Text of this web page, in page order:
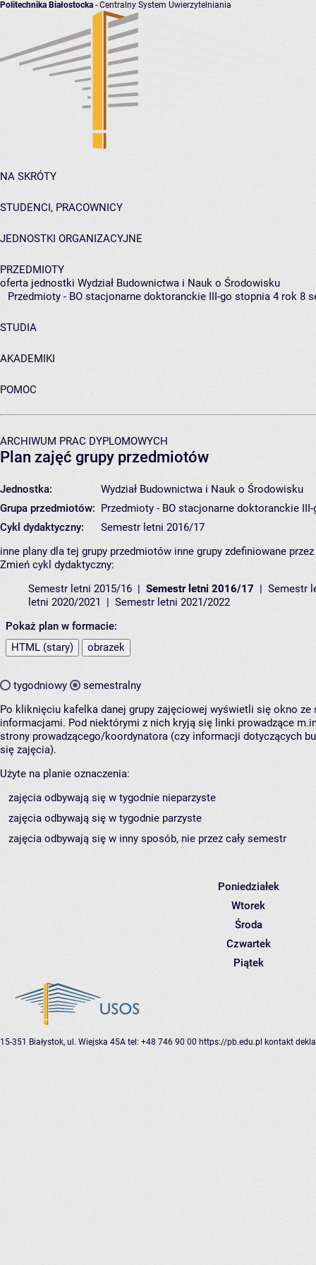
Politechnika Białostocka - Centralny System Uwierzytelniania
NA SKRÓTY
STUDENCI, PRACOWNICY
JEDNOSTKI ORGANIZACYJNE
PRZEDMIOTY
oferta jednostki Wydział Budownictwa i Nauk o Środowisku
Przedmioty - BO stacjonarne doktoranckie III-go stopnia 4 rok 8
STUDIA
AKADEMIKI
POMOC
ARCHIWUM PRAC DYPLOMOWYCH
Plan zajęć grupy przedmiotów
Jednostka:
Wydział Budownictwa i Nauk o Środowisku
Grupa przedmiotów: Przedmioty - BO stacjonarne doktoranckie
Cykl dydaktyczny:
Semestr letni 2016/17
inne plany dla tej grupy przedmiotów inne grupy zdefiniowane
Zmień cykl dydaktyczny:
Semestr letni 2015/16
Semestr letni 2016/17
Semestr
letni 2020/2021
Semestr letni 2021/2022
Pokaż plan w formacie:
HTML (stary)
obrazek
tygodniowy
semestralny
Po kliknięciu kafelka danej grupy zajęciowej wyświetli się okno ze
informacjami. Pod niektórymi z nich kryją się linki prowadzące
strony prowadzącego/koordynatora (czy informacji dotyczących
się zajęcia).
Użyte na planie oznaczenia:
zajęcia odbywają się w tygodnie nieparzyste
zajęcia odbywają się w tygodnie parzyste
zajęcia odbywają się w inny sposób, nie przez cały semestr
Poniedziałek
Wtorek
Środa
Czwartek
Piątek
15-351 Białystok, ul. Wiejska 45A tel: +48 746 90 00 https://pb.edu.pl kontakt